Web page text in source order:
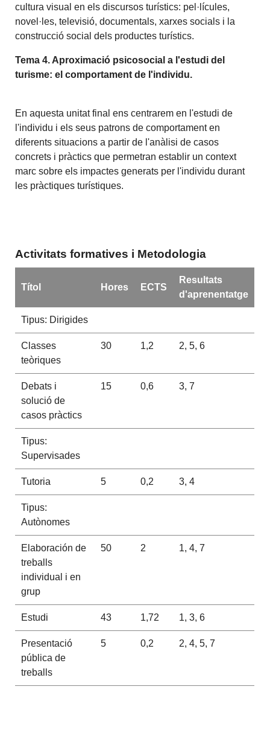
cultura visual en els discursos turístics: pel·lícules,
novel·les, televisió, documentals, xarxes socials i la
construcció social dels productes turístics.
Tema 4. Aproximació psicosocial a l'estudi del
turisme: el comportament de l'individu.
En aquesta unitat final ens centrarem en l'estudi de
l'individu i els seus patrons de comportament en
diferents situacions a partir de l'anàlisi de casos
concrets i pràctics que permetran establir un context
marc sobre els impactes generats per l'individu durant
les pràctiques turístiques.
Activitats formatives i Metodologia
Títol Hores ECTS
Resultats
d'aprenentatge
Tipus: Dirigides
Classes
teòriques
30 1,2 2, 5, 6
Debats i
solució de
casos pràctics
15 0,6 3, 7
Tipus:
Supervisades
Tutoria 5 0,2 3, 4
Tipus:
Autònomes
Elaboración de
treballs
individual i en
grup
50 2 1, 4, 7
Estudi 43 1,72 1, 3, 6
Presentació
pública de
treballs
5 0,2 2, 4, 5, 7